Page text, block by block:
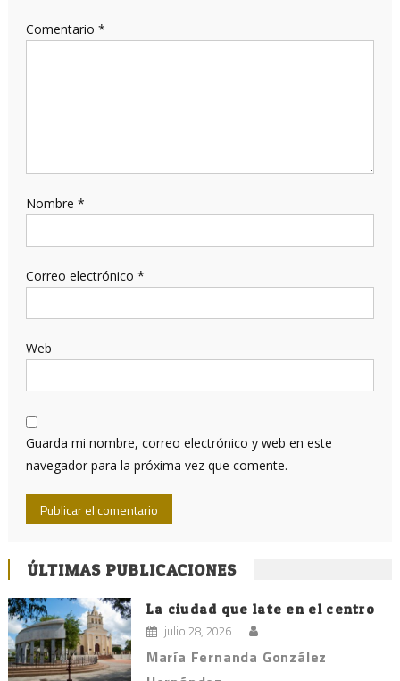
Comentario *
Nombre *
Correo electrónico *
Web
Guarda mi nombre, correo electrónico y web en este
navegador para la próxima vez que comente.
ÚLTIMAS PUBLICACIONES
La ciudad que late en el centro
julio 28, 2026
María Fernanda González